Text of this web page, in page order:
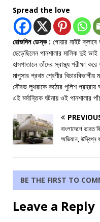
Spread the love
রোজদিন ডেস্ক : গোয়ার নাইট
ছেড়েছিলেন পানশালার মালিক দুই
হাসপাতালে তাঁদের স্বাস্থ্য পরীক্ষা
মাপুসার প্রথম শ্রেণীর
সৌরভ লুথরাকে কঠোর পুলিশ প্রহরায়
এই মর্মান্তিক ঘটনায় ওই পানশালার
বাংলাদেশে ভারত
অভিযান, উদ্বিগ্ন
BE THE FIRST TO
Leave a Reply